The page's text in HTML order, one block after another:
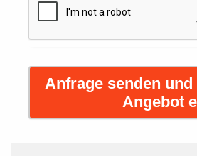
Anfrage senden
Angebot